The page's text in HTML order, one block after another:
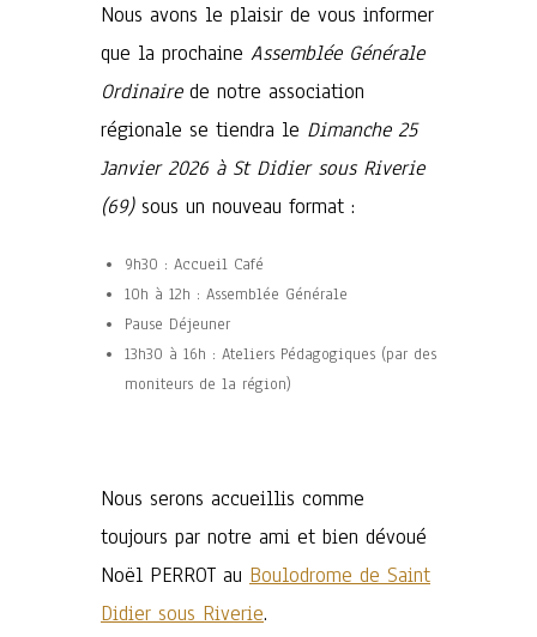
Nous avons le plaisir de vous informer
que la prochaine Assemblée Générale
Ordinairede notre association
régionale se tiendra le Dimanche 25
Janvier 2026 à St Didier sous Riverie
(69)sous un nouveau format :
9h30 : Accueil Café
10h à 12h : Assemblée Générale
Pause Déjeuner
13h30 à 16h : Ateliers Pédagogiques (par des
moniteurs de la région)
Nous serons accueillis comme
toujours par notre ami et bien dévoué
Noël PERROT au Boulodrome de Saint
Didier sous Riverie.